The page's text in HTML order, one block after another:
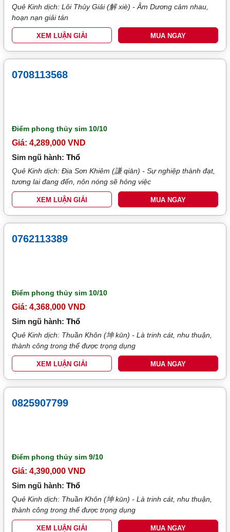
Quẻ Kinh dịch: Lôi Thủy Giải (解 xiè) - Âm Dương cảm nhau,
hoạn nạn giải tán
XEM LUẬN GIẢI MUA NGAY
0708113568
Điểm phong thủy sim 10/10
Giá: 4,289,000 VND
Sim ngũ hành:Thổ
Quẻ Kinh dịch: Địa Sơn Khiêm (謙 qiān) - Sự nghiệp thành đạt,
tương lai đang đến, nôn nóng sẽ hỏng việc
XEM LUẬN GIẢI MUA NGAY
0762113389
Điểm phong thủy sim 10/10
Giá: 4,368,000 VND
Sim ngũ hành:Thổ
Quẻ Kinh dịch: Thuần Khôn (坤 kūn) - Là trinh cát, nhu thuận,
thành công trong thế được trọng dụng
XEM LUẬN GIẢI MUA NGAY
0825907799
Điểm phong thủy sim9/10
Giá: 4,390,000 VND
Sim ngũ hành:Thổ
Quẻ Kinh dịch: Thuần Khôn (坤 kūn) - Là trinh cát, nhu thuận,
thành công trong thế được trọng dụng
XEM LUẬN GIẢI MUA NGAY